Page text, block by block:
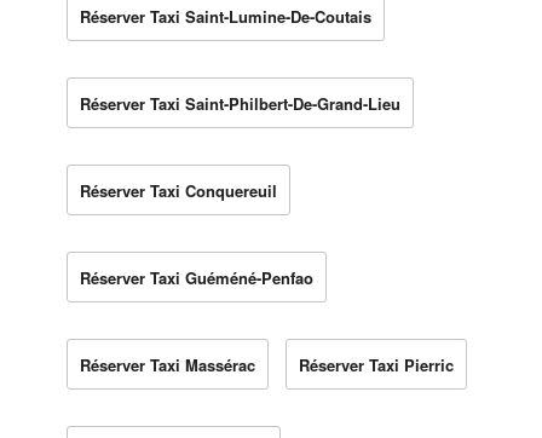
Réserver Taxi Saint-Lumine-De-Coutais
Réserver Taxi Saint-Philbert-De-Grand-Lieu
Réserver Taxi Conquereuil
Réserver Taxi Guéméné-Penfao
Réserver Taxi Massérac Réserver Taxi Pierric